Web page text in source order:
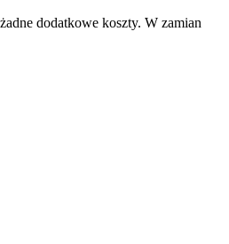
dodatkowe koszty. W zamian